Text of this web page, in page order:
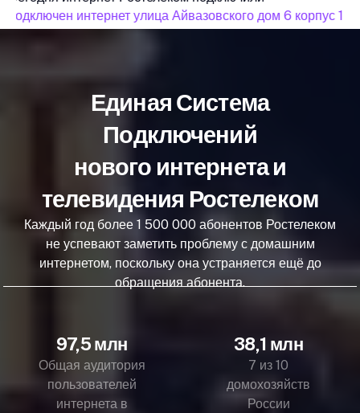
подключен интернет улица Айвазовского дом 6 корпус 1
Единая Система
Подключений
нового интернета и
телевидения Ростелеком
Каждый год более 1 500 000 абонентов Ростелеком
не успевают заметить проблему с домашним
интернетом, поскольку она устраняется ещё до
обращения абонента.
97,5 млн
Общая аудитория
пользователей
интернета в
38,1 млн
7 из 10
домохозяйств
России